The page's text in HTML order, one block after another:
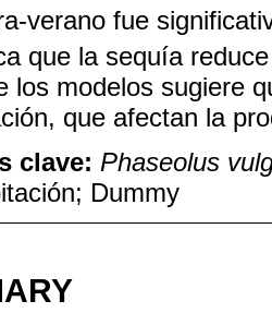
verano fue
que la sequía
los modelos sugiere
que afectan la
clave: Phaseolus
Dummy